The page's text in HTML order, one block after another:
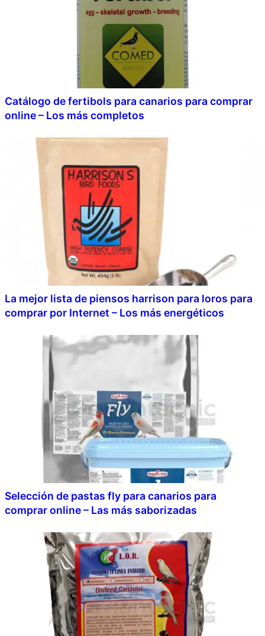
Catálogo de fertibols para canarios para comprar
online – Los más completos
La mejor lista de piensos harrison para loros para
comprar por Internet – Los más energéticos
Selección de pastas fly para canarios para
comprar online – Las más saborizadas